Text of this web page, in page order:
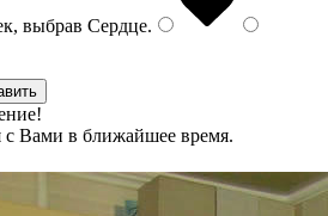
выбрав Сердце.
Вами в ближайшее время.